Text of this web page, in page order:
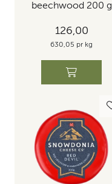
beechwood 200 g
126,00
630,05 pr kg